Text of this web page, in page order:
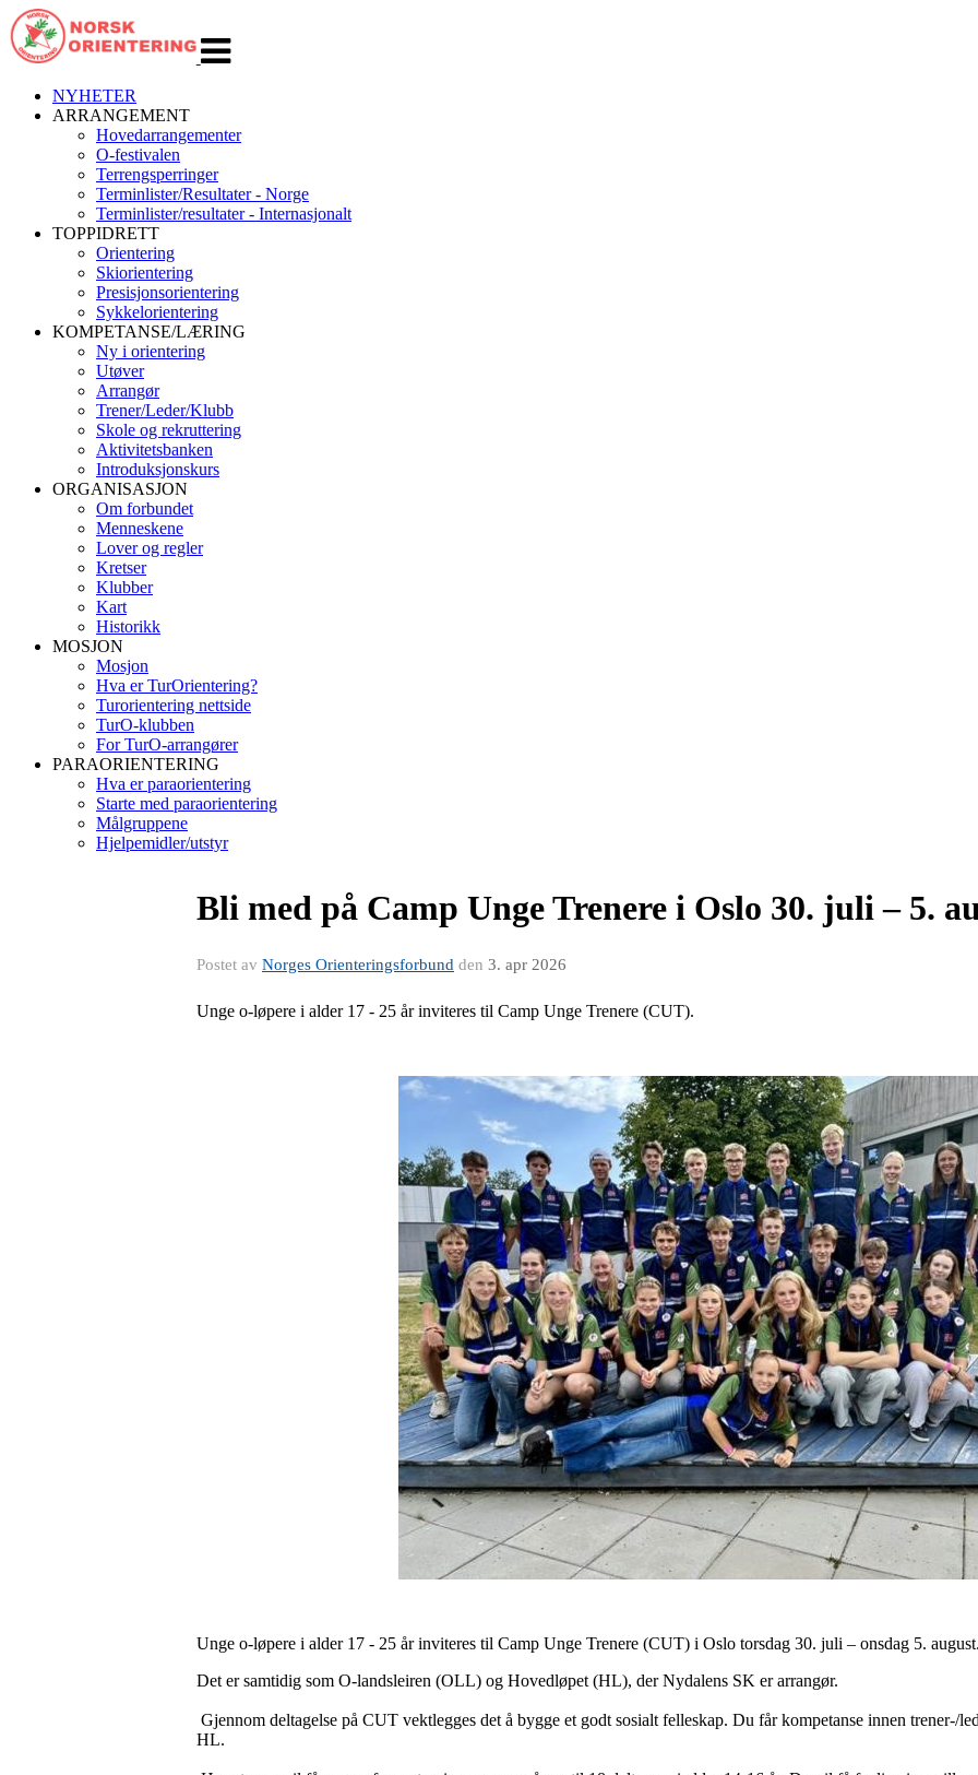
navigasjon
NYHETER
ARRANGEMENT
Hovedarrangementer
O-festivalen
Terrengsperringer
Terminlister/Resultater - Norge
Terminlister/resultater - Internasjonalt
TOPPIDRETT
Orientering
Skiorientering
Presisjonsorientering
Sykkelorientering
KOMPETANSE/LÆRING
Ny i orientering
Utøver
Arrangør
Trener/Leder/Klubb
Skole og rekruttering
Aktivitetsbanken
Introduksjonskurs
ORGANISASJON
Om forbundet
Menneskene
Lover og regler
Kretser
Klubber
Kart
Historikk
MOSJON
Mosjon
Hva er TurOrientering?
Turorientering nettside
TurO-klubben
For TurO-arrangører
PARAORIENTERING
Hva er paraorientering
Starte med paraorientering
Målgruppene
Hjelpemidler/utstyr
Bli med på Camp Unge Trenere i Oslo 30. juli – 5.
Postet av Norges Orienteringsforbund den 3. apr 2026
Unge o-løpere i alder 17 - 25 år inviteres til Camp Unge Trenere (CUT).
Unge o-løpere i alder 17 - 25 år inviteres til Camp Unge Trenere (CUT) i Oslo torsdag 30. juli – onsdag 5. august.
Det er samtidig som O-landsleiren (OLL) og Hovedløpet (HL), der Nydalens SK er arrangør.
Gjennom deltagelse på CUT vektlegges det å bygge et godt sosialt felleskap. Du får kompetanse innen trener-/
HL.